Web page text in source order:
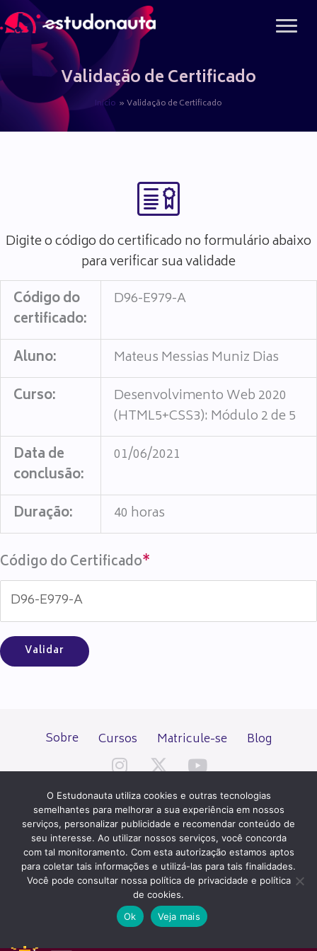
para
conteúdoValidação de Certificado
Início Validação de Certificado
Digite o código do certificado no formulário abaixo
para verificar sua validade
Código do
certificado:
D96-E979-A
Aluno:
Mateus Messias Muniz Dias
Curso:
Desenvolvimento Web 2020
(HTML5+CSS3): Módulo 2 de 5
Data de
conclusão:
01/06/2021
Duração: 40 horas
Código do Certificado*
Sobre Cursos Matricule-se Blog
Todos os direitos reservados desde 2000.
PATROCÍNIO E HOSPEDAGEM
O Estudonauta utiliza cookies e outras tecnologias
semelhantes para melhorar a sua experiência em nossos
serviços, personalizar publicidade e recomendar conteúdo de
seu interesse. Ao utilizar nossos serviços, você concorda
com tal monitoramento. Com esta autorização estamos aptos
para coletar tais informações e utilizá-las para tais finalidades.
Você pode consultar nossa política de privacidade e política
de cookies.
Ok
Veja mais